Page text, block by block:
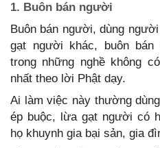
1. Buôn bán người
Buôn bán người, dùng
gạt người khác, buôn
trong những nghề không
nhất theo lời Phật dạy.
Ai làm việc này thường
ép buộc, lừa gạt người có
họ khuynh gia bại sản, gia